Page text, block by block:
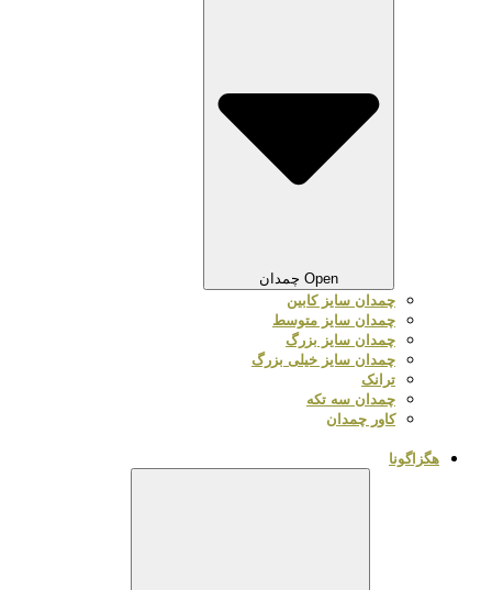
Open چمدان
چمدان سایز کابین
چمدان سایز متوسط
چمدان سایز بزرگ
چمدان سایز خیلی بزرگ
ترانک
چمدان سه تکه
کاور چمدان
هگزاگونا